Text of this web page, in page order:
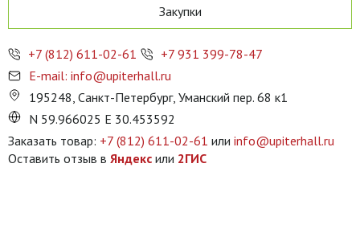
Закупки
+7 (812) 611-02-61
+7 931 399-78-47
E-mail: info@upiterhall.ru
195248, Санкт-Петербург, Уманский пер. 68 к1
N 59.966025 E 30.453592
Заказать товар: +7 (812) 611-02-61 или info@upiterhall.ru
Оставить отзыв в Яндекс или 2ГИС